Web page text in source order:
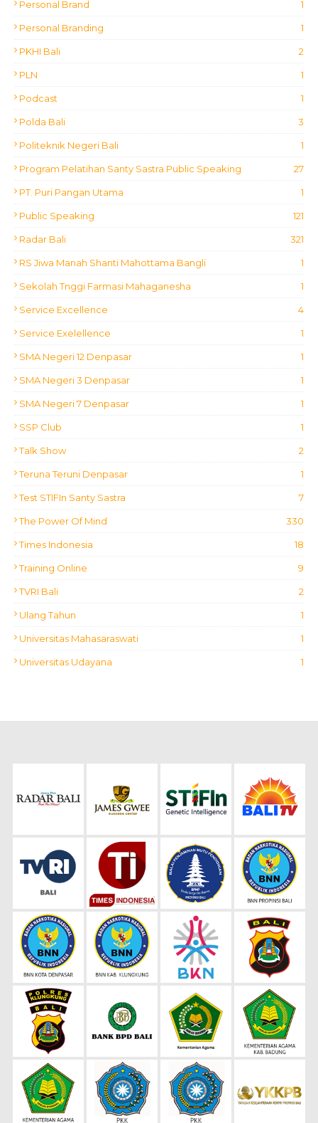
Personal Brand 1
Personal Branding 1
PKHI Bali 2
PLN 1
Podcast 1
Polda Bali 3
Politeknik Negeri Bali 1
Program Pelatihan Santy Sastra Public Speaking 27
PT. Puri Pangan Utama 1
Public Speaking 121
Radar Bali 321
RS Jiwa Manah Shanti Mahottama Bangli 1
Sekolah Tnggi Farmasi Mahaganesha 1
Service Excellence 4
Service Exelellence 1
SMA Negeri 12 Denpasar 1
SMA Negeri 3 Denpasar 1
SMA Negeri 7 Denpasar 1
SSP Club 1
Talk Show 2
Teruna Teruni Denpasar 1
Test STIFIn Santy Sastra 7
The Power Of Mind 330
Times Indonesia 18
Training Online 9
TVRI Bali 2
Ulang Tahun 1
Universitas Mahasaraswati 1
Universitas Udayana 1